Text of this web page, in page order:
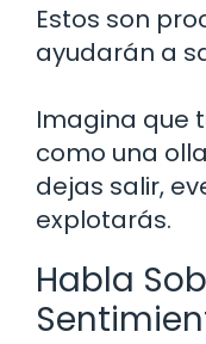
Estos son
ayudarán a
Imagina que
como una
dejas salir,
explotarás.
Habla